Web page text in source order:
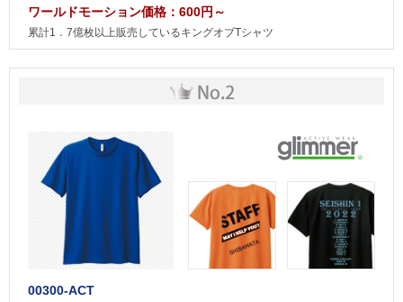
ワールドモーション価格：600円～
累計1．7億枚以上販売しているキングオブTシャツ
00300-ACT